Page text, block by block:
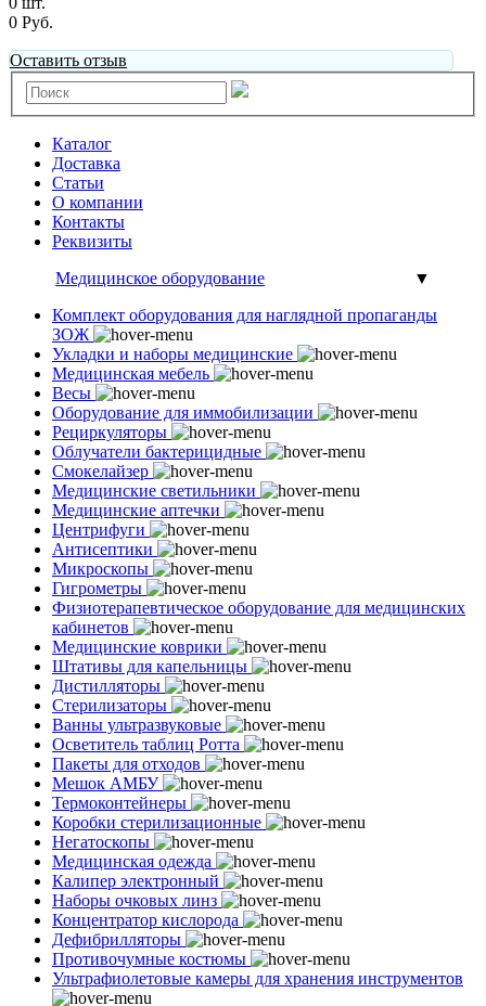
0 Руб.
Оставить отзыв
Каталог
Доставка
Статьи
О компании
Контакты
Реквизиты
Медицинское оборудование
▼
Комплект оборудования для наглядной пропаганды
ЗОЖ
Укладки и наборы медицинские
Медицинская мебель
Весы
Оборудование для иммобилизации
Рециркуляторы
Облучатели бактерицидные
Смокелайзер
Медицинские светильники
Медицинские аптечки
Центрифуги
Антисептики
Микроскопы
Гигрометры
Физиотерапевтическое оборудование для медицинских
кабинетов
Медицинские коврики
Штативы для капельницы
Дистилляторы
Стерилизаторы
Ванны ультразвуковые
Осветитель таблиц Ротта
Пакеты для отходов
Мешок АМБУ
Термоконтейнеры
Коробки стерилизационные
Негатоскопы
Медицинская одежда
Калипер электронный
Наборы очковых линз
Концентратор кислорода
Дефибрилляторы
Противочумные костюмы
Ультрафиолетовые камеры для хранения инструментов